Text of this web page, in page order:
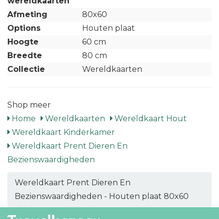
Afmeting
80x60
Options
Houten plaat
Hoogte
60 cm
Breedte
80 cm
Collectie
Wereldkaarten
Shop meer
Home
Wereldkaarten
Wereldkaart Hout
Wereldkaart Kinderkamer
Wereldkaart Prent Dieren En
Bezienswaardigheden
Wereldkaart Prent Dieren En
Bezienswaardigheden - Houten plaat 80x60